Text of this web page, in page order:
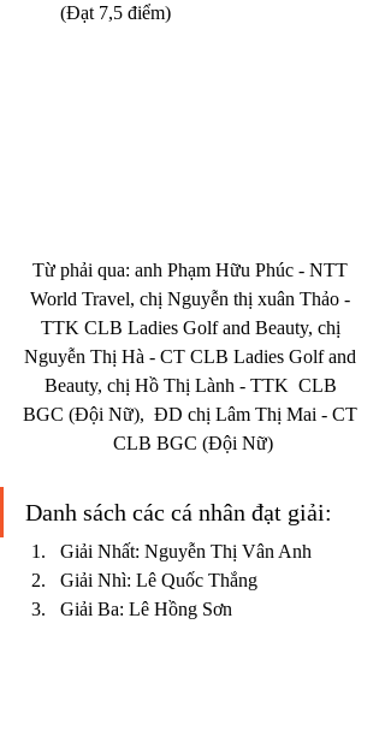
(Đạt 7,5 điểm)
Từ phải qua: anh Phạm Hữu Phúc - NTT
World Travel, chị Nguyễn thị xuân Thảo -
TTK CLB Ladies Golf and Beauty, chị
Nguyễn Thị Hà - CT CLB Ladies Golf and
Beauty, chị Hồ Thị Lành - TTK  CLB
BGC (Đội Nữ),  ĐD chị Lâm Thị Mai - CT
CLB BGC (Đội Nữ)
Danh sách các cá nhân đạt giải:
Giải Nhất: Nguyễn Thị Vân Anh
Giải Nhì: Lê Quốc Thắng
Giải Ba: Lê Hồng Sơn